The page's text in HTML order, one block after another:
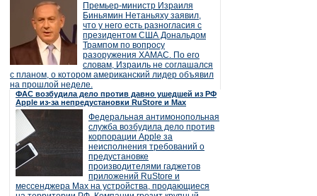
Премьер-министр Израиля
Биньямин Нетаньяху заявил,
что у него есть разногласия с
президентом США Дональдом
Трампом по вопросу
разоружения ХАМАС. По его
словам, Израиль не соглашался
с планом, о котором американский лидер объявил
на прошлой неделе.
ФАС возбудила дело против давно ушедшей из РФ
Apple из-за непредустановки RuStore и Max
Федеральная антимонопольная
служба возбудила дело против
корпорации Apple за
неисполнения требований о
предустановке
производителями гаджетов
приложений RuStore и
мессенджера Max на устройства, продающиеся